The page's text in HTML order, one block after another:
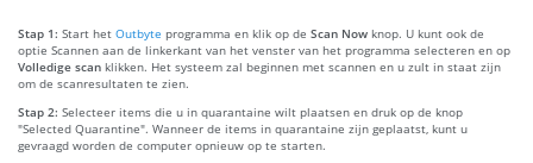
Stap 1: Start het Outbyte programma en klik op de Scan Now knop. U kunt ook de
optie Scannen aan de linkerkant van het venster van het programma selecteren en op
Volledige scan klikken. Het systeem zal beginnen met scannen en u zult in staat zijn
om de scanresultaten te zien.
Stap 2: Selecteer items die u in quarantaine wilt plaatsen en druk op de knop
"Selected Quarantine". Wanneer de items in quarantaine zijn geplaatst, kunt u
gevraagd worden de computer opnieuw op te starten.